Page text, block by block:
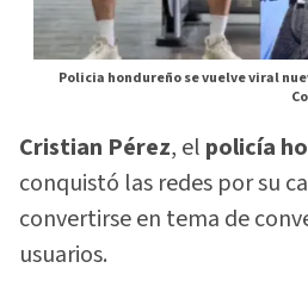
Policia hondureño se vuelve viral
Cristian Pérez, el policía
conquistó las redes por su
convertirse en tema de
usuarios.